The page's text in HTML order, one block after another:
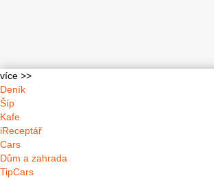
více >>
Deník
Šíp
Kafe
iReceptář
Cars
Dům a zahrada
TipCars